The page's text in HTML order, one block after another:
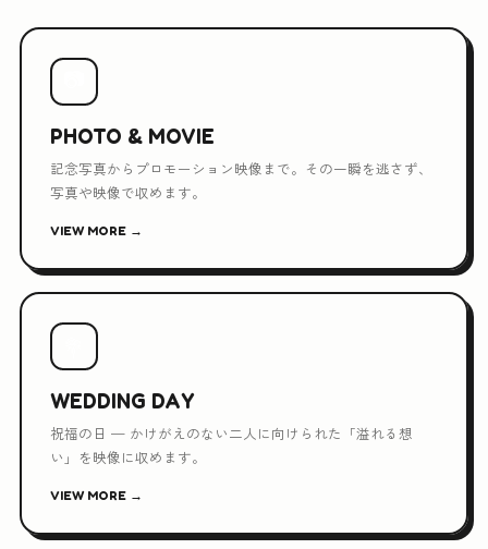
PHOTO & MOVIE
記念写真からプロモーション映像まで。その一瞬を逃さず、
写真や映像で収めます。
VIEW MORE →
WEDDING DAY
祝福の日 — かけがえのない二人に向けられた「溢れる想
い」を映像に収めます。
VIEW MORE →